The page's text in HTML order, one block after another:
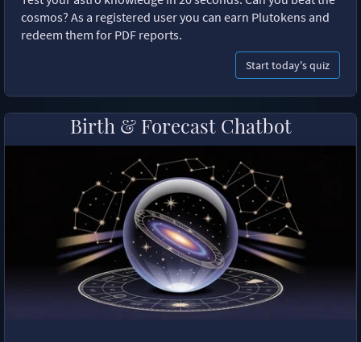
cosmos? As a registered user you can earn Plutokens and
redeem them for PDF reports.
Start today's quiz
Birth & Forecast Chatbot